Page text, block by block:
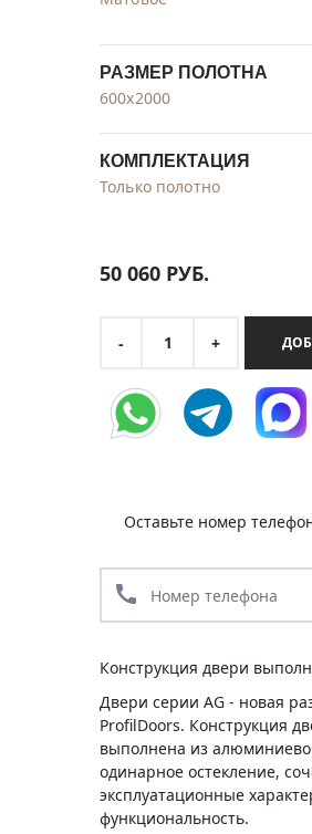
РАЗМЕР ПОЛОТНА
600x2000
КОМПЛЕКТАЦИЯ
Только полотно
50 060 РУБ.
- 1 +
Оставьте номер
call
Конструкция двери
Двери серии AG - новая
ProfilDoors. Конструкция
выполнена из
одинарное остекление,
эксплуатационные
функциональность.